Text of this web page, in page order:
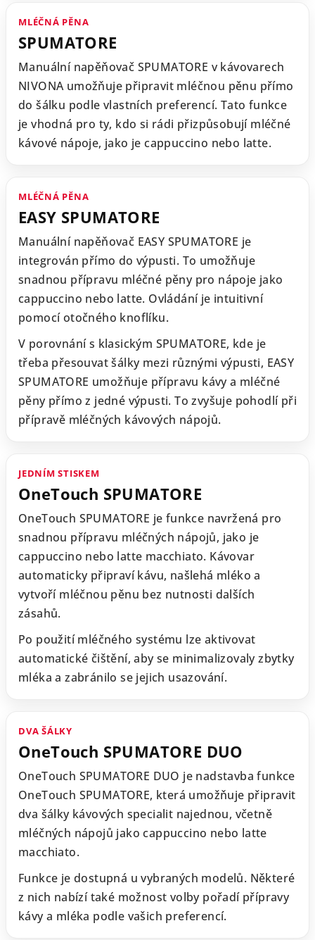
MLÉČNÁ PĚNA
SPUMATORE
Manuální napěňovač SPUMATORE v kávovarech
NIVONA umožňuje připravit mléčnou pěnu přímo
do šálku podle vlastních preferencí. Tato funkce
je vhodná pro ty, kdo si rádi přizpůsobují mléčné
kávové nápoje, jako je cappuccino nebo latte.
MLÉČNÁ PĚNA
EASY SPUMATORE
Manuální napěňovač EASY SPUMATORE je
integrován přímo do výpusti. To umožňuje
snadnou přípravu mléčné pěny pro nápoje jako
cappuccino nebo latte. Ovládání je intuitivní
pomocí otočného knoflíku.
V porovnání s klasickým SPUMATORE, kde je
třeba přesouvat šálky mezi různými výpusti, EASY
SPUMATORE umožňuje přípravu kávy a mléčné
pěny přímo z jedné výpusti. To zvyšuje pohodlí při
přípravě mléčných kávových nápojů.
JEDNÍM STISKEM
OneTouch SPUMATORE
OneTouch SPUMATORE je funkce navržená pro
snadnou přípravu mléčných nápojů, jako je
cappuccino nebo latte macchiato. Kávovar
automaticky připraví kávu, našlehá mléko a
vytvoří mléčnou pěnu bez nutnosti dalších
zásahů.
Po použití mléčného systému lze aktivovat
automatické čištění, aby se minimalizovaly zbytky
mléka a zabránilo se jejich usazování.
DVA ŠÁLKY
OneTouch SPUMATORE DUO
OneTouch SPUMATORE DUO je nadstavba funkce
OneTouch SPUMATORE, která umožňuje připravit
dva šálky kávových specialit najednou, včetně
mléčných nápojů jako cappuccino nebo latte
macchiato.
Funkce je dostupná u vybraných modelů. Některé
z nich nabízí také možnost volby pořadí přípravy
kávy a mléka podle vašich preferencí.